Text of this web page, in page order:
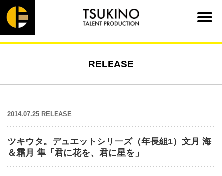
RELEASE
2014.07.25 RELEASE
ツキウタ。デュエットシリーズ（年長組1）文月 海
＆霜月 隼「君に花を、君に星を」